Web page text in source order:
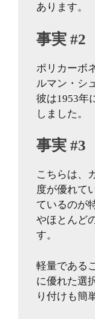
あります。
事実 #2
ポリカーボ
ルマン・シ
彼は1953年
しました。
事実 #3
こちらは、
度が優れて
ているのが
やほとんど
す。
軽量である
に優れた選
り付けも簡